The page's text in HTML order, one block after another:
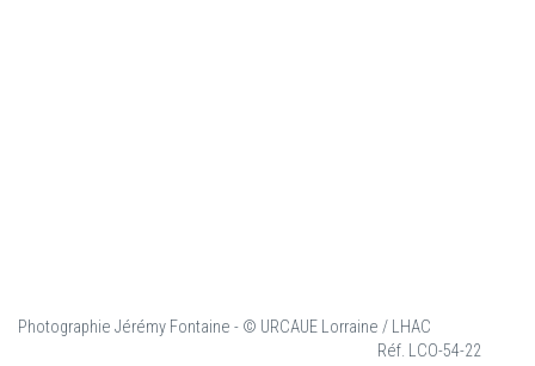
Photographie Jérémy Fontaine - © URCAUE Lorraine / LHAC
Réf. LCO-54-22